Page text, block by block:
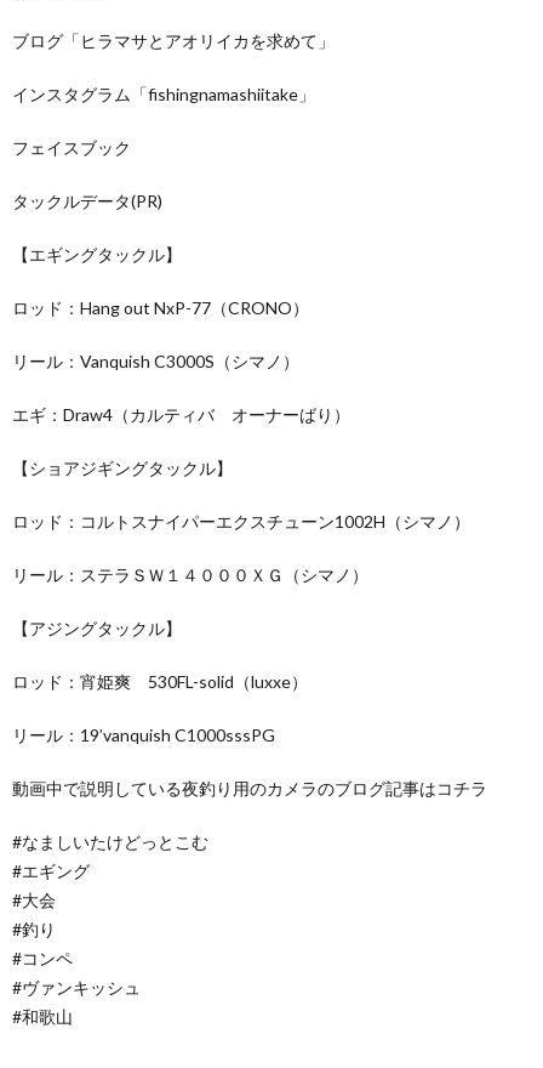
ブログ「ヒラマサとアオリイカを求めて」
インスタグラム「fishingnamashiitake」
フェイスブック
タックルデータ(PR)
【エギングタックル】
ロッド：Hang out NxP-77（CRONO）
リール：Vanquish C3000S（シマノ）
エギ：Draw4（カルティバ オーナーばり）
【ショアジギングタックル】
ロッド：コルトスナイパーエクスチューン1002H（シマノ）
リール：ステラＳＷ１４０００ＸＧ（シマノ）
【アジングタックル】
ロッド：宵姫爽 530FL-solid（luxxe）
リール：19’vanquish C1000sssPG
動画中で説明している夜釣り用のカメラのブログ記事はコチラ
#なましいたけどっとこむ
#エギング
#大会
#釣り
#コンペ
#ヴァンキッシュ
#和歌山